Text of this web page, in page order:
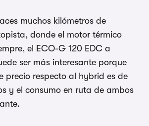
muchos kilómetros de
donde el motor térmico
el ECO-G 120 EDC a
ser más interesante porque
precio respecto al hybrid es de
y el consumo en ruta de ambos